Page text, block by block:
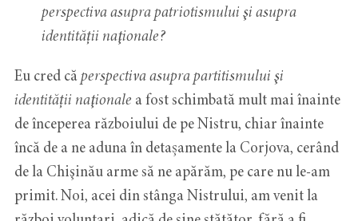
perspectiva asupra patriotismului şi asupra
identității naţionale?
Eu cred căperspectiva asupra partitismului şi
identității naţionale a fost schimbată mult mai înainte
de începerea războiului de pe Nistru, chiar înainte
încă de a ne aduna în detașamente la Corjova, cerând
de la Chişinău arme să ne apărăm, pe care nu le-am
primit. Noi, acei din stânga Nistrului, am venit la